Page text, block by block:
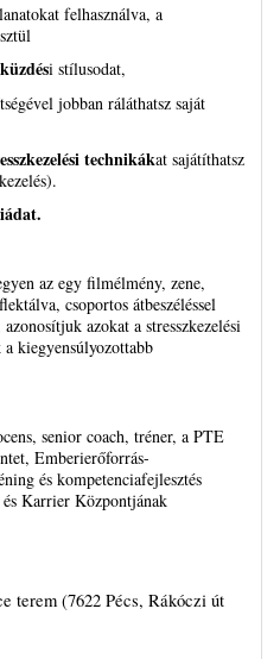
felhasználva, a
i stílusodat,
jobban ráláthatsz saját
technikákat sajátíthatsz
az egy filmélmény, zene,
csoportos átbeszéléssel
azokat a stresszkezelési
kiegyensúlyozottabb
senior coach, tréner, a PTE
Emberierőforrás-
és kompetenciafejlesztés
Karrier Központjának
terem (7622 Pécs, Rákóczi út